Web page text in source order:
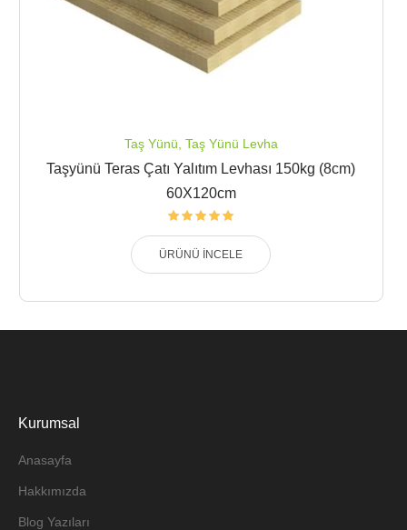
Taş Yünü Taş Yünü Levha
Taşyünü Teras Çatı Yalıtım Levhası 150kg (8cm)
60X120cm
ÜRÜNÜ İNCELE
Kurumsal
Anasayfa
Hakkımızda
Blog Yazıları